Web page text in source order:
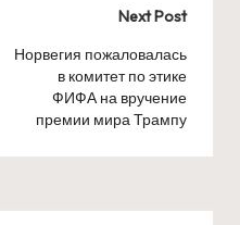
Next Post
Норвегия пожаловалась
в комитет по этике
ФИФА на вручение
премии мира Трампу